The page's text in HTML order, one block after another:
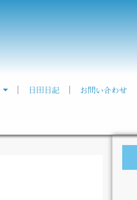
日田日記 お問い合わせ